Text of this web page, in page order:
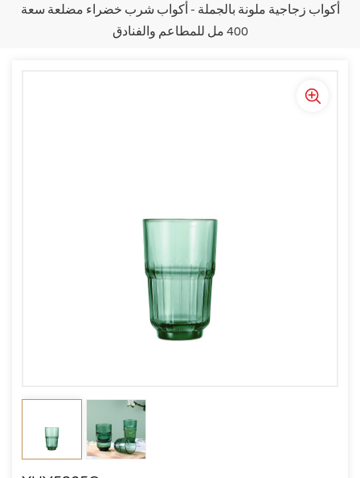
أكواب زجاجية ملونة بالجملة - أكواب شرب خضراء مضلعة سعة
400 مل للمطاعم والفنادق